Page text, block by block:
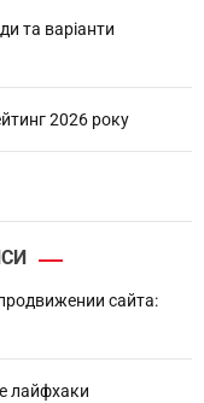
та варіанти
2026 року
сайта:
лайфхаки